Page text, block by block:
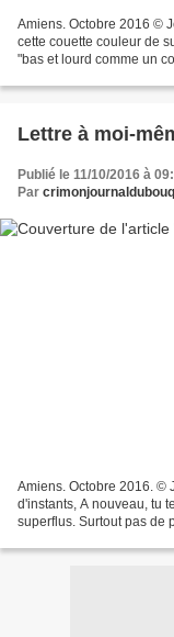
Amiens. Octobre 2016 ©
cette couette couleur de
"bas et lourd comme un
Lettre à moi-
Publié le 11/10/2016 à
Par
Amiens. Octobre 2016. ©
d'instants, A nouveau, tu
superflus. Surtout pas de